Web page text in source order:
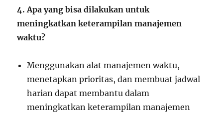
4. Apa yang bisa dilakukan untuk
meningkatkan keterampilan manajemen
waktu?
Menggunakan alat manajemen waktu,
menetapkan prioritas, dan membuat jadwal
harian dapat membantu dalam
meningkatkan keterampilan manajemen